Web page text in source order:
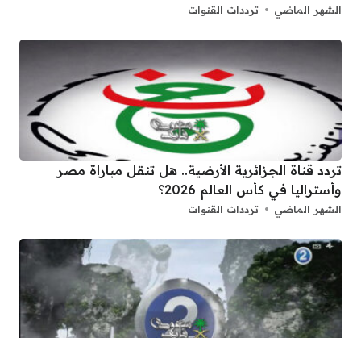
الشهر الماضي ترددات القنوات
تردد قناة الجزائرية الأرضية.. هل تنقل مباراة مصر
وأستراليا في كأس العالم 2026؟
الشهر الماضي ترددات القنوات